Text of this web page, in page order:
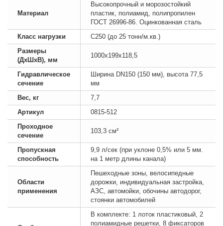
Материал
Высокопрочный и морозостойкий
пластик, полиамид, полипропилен
ГОСТ 26996-86. Оцинкованная сталь
Класс нагрузки
C250 (до 25 тонн/м.кв.)
Размеры
(ДхШхВ), мм
1000х199х118,5
Гидравлическое
сечение
Ширина DN150 (150 мм), высота 77,5
мм
Вес, кг
7,7
Артикул
0815-512
Проходное
сечение
103,3 см²
Пропускная
способность
9,9 л/сек (при уклоне 0,5% или 5 мм.
на 1 метр длины канала)
Области
применения
Пешеходные зоны, велосипедные
дорожки, индивидуальная застройка,
АЗС, автомойки, обочины автодорог,
стоянки автомобилей
В комплекте: 1 лоток пластиковый, 2
полиамидные решетки, 8 фиксаторов